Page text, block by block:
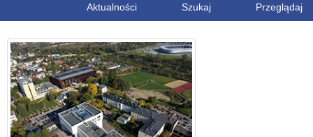
Aktualności Szukaj Przeglądaj